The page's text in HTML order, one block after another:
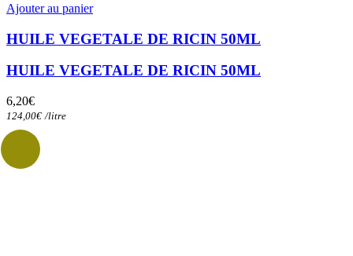
Ajouter au panier
HUILE VEGETALE DE RICIN 50ML
HUILE VEGETALE DE RICIN 50ML
6,20€
124,00€ /litre